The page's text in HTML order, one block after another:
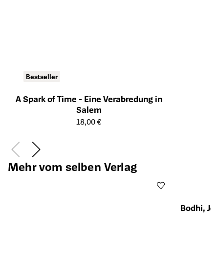
Bestseller
A Spark of Time - Eine Verabredung in
Salem
Öffnet die Detailseite des Produkts
18,00 €
Mehr vom selben Verlag
Bodhi,